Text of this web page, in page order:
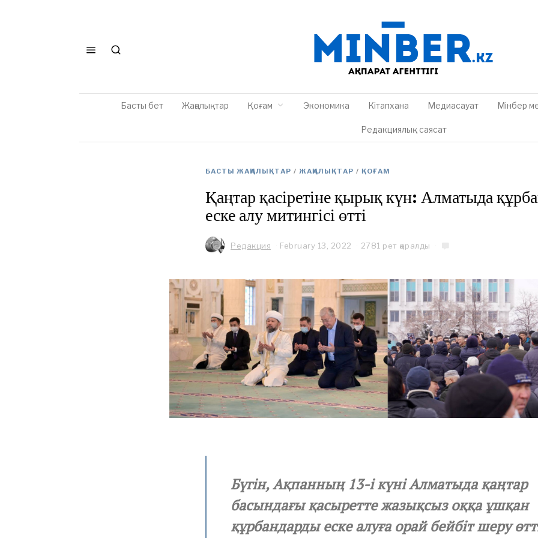
Басты бет Жаңалықтар Қоғам Экономика Кітапхана Медиасауат Мінбер
Редакциялық саясат
БАСТЫ ЖАҢАЛЫҚТАР / ЖАҢАЛЫҚТАР / ҚОҒАМ
Қаңтар қасіретіне қырық күн: Алматыда
еске алу митингісі өтті
Редакция February 13, 2022
r
u
a
r
y
1
3
0
2
2
2781 рет қаралды
Бүгін, Ақпанның 13-і күні Алматыда қаңтар
басындағы қасыретте жазықсыз оққа ұшқан
құрбандарды еске алуға орай бейбіт шеру